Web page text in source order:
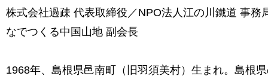
株式会社過疎 代表取締役／NPO法人江の川鐵道 事務
なでつくる中国山地 副会長
1968年、島根県邑南町（旧羽須美村）生まれ。島根